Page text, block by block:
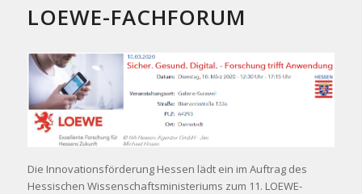
LOEWE-FACHFORUM
Die Innovationsförderung Hessen lädt ein im Auftrag des
Hessischen Wissenschaftsministeriums zum 11. LOEWE-